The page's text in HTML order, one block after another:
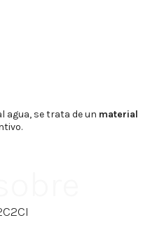
agua, se trata de un material